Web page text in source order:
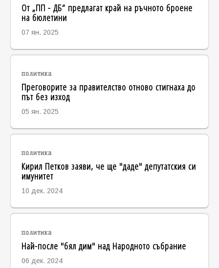
От „ПП - ДБ“ предлагат край на ръчното броене
на бюлетини
07 ян. 2025
политика
Преговорите за правителство отново стигнаха до
път без изход
05 ян. 2025
политика
Кирил Петков заяви, че ще "даде" депутатския си
имунитет
10 дек. 2024
политика
Най-после "бял дим" над Народното събрание
06 дек. 2024